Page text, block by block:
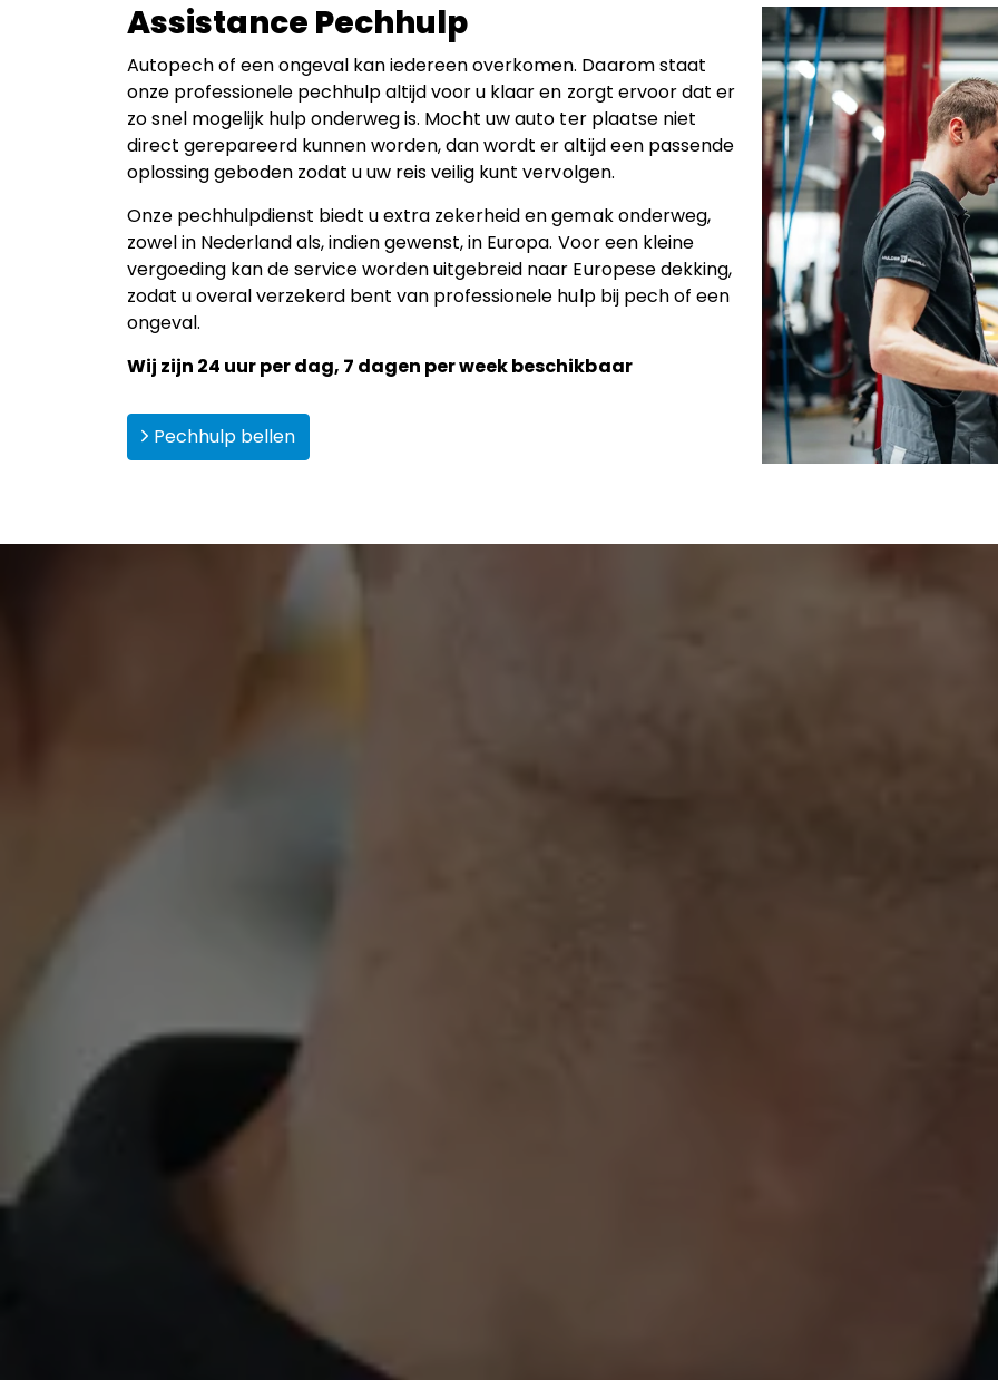
Assistance Pechhulp
Autopech of een ongeval kan iedereen overkomen. Daarom staat
onze professionele pechhulp altijd voor u klaar en zorgt ervoor dat er
zo snel mogelijk hulp onderweg is. Mocht uw auto ter plaatse niet
direct gerepareerd kunnen worden, dan wordt er altijd een passende
oplossing geboden zodat u uw reis veilig kunt vervolgen.
Onze pechhulpdienst biedt u extra zekerheid en gemak onderweg,
zowel in Nederland als, indien gewenst, in Europa. Voor een kleine
vergoeding kan de service worden uitgebreid naar Europese dekking,
zodat u overal verzekerd bent van professionele hulp bij pech of een
ongeval.
Wij zijn 24 uur per dag, 7 dagen per week beschikbaar
Pechhulp bellen